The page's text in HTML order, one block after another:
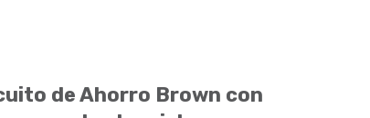
de Ahorro Brown con